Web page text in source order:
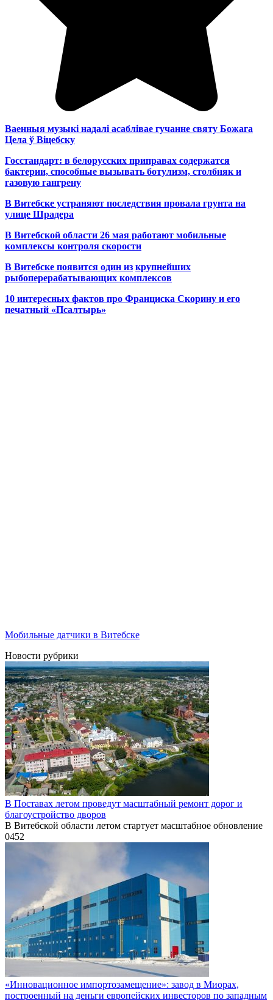
Ваенныя музыкі надалі асаблівае гучанне святу Божага
Цела ў Віцебску
Госстандарт: в белорусских приправах содержатся
бактерии, способные вызывать ботулизм, столбняк и
газовую гангрену
В Витебске устраняют последствия провала грунта на
улице Шрадера
В Витебской области 26 мая работают мобильные
комплексы контроля скорости
В Витебске появится один из крупнейших
рыбоперерабатывающих комплексов
10 интересных фактов про Франциска Скорину и его
печатный «Псалтырь»
Мобильные датчики в Витебске
Новости рубрики
В Поставах летом проведут масштабный ремонт дорог и
благоустройство дворов
В Витебской области летом стартует масштабное обновление
0452
«Инновационное импортозамещение»: завод в Миорах,
построенный на деньги европейских инвесторов по западным